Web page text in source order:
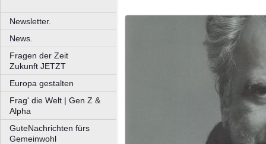
Newsletter.
News.
Fragen der Zeit
Zukunft JETZT
Europa gestalten
Frag' die Welt | Gen Z &
Alpha
GuteNachrichten fürs
Gemeinwohl